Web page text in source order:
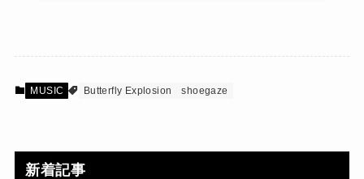
MUSIC Butterfly Explosion shoegaze
新着記事